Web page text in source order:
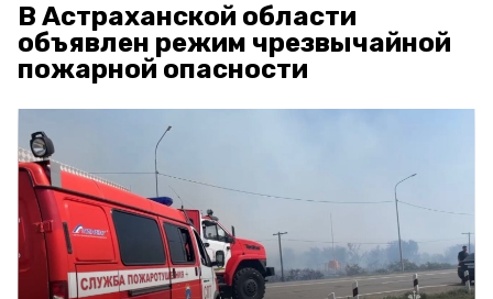
В Астраханской области
объявлен режим чрезвычайной
пожарной опасности